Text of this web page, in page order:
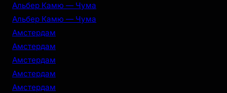
Альбер Камю — Чума
Альбер Камю — Чума
Амстердам
Амстердам
Амстердам
Амстердам
Амстердам